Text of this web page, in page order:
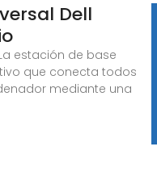
Dell
estación de base
que conecta todos
mediante una